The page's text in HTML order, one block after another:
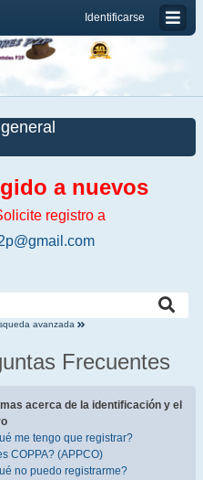
Identificarse
a nuevos
registro a
avanzada
Frecuentes
acerca de la identificación y el
me tengo que registrar?
COPPA? (APPCO)
no puedo registrarme?